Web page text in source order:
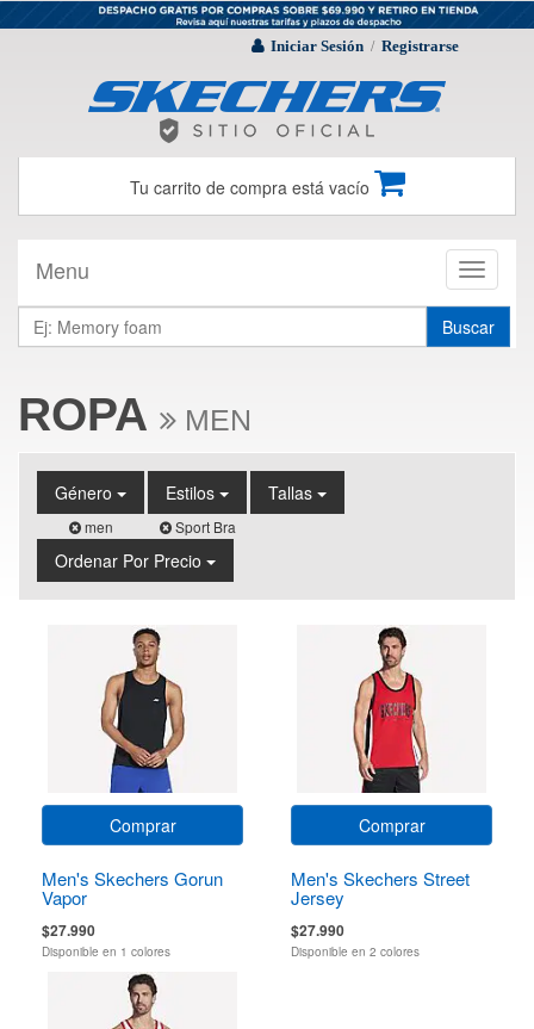
Iniciar Sesión / Registrarse
Tu carrito de compra está vacío
Toggle
Menu
Buscar
ROPA MEN
Género
men
Estilos
Sport Bra
Tallas
Ordenar Por Precio
Comprar
Men's Skechers Gorun
Vapor
$27.990
Disponible en 1 colores
Comprar
Men's Skechers Street
Jersey
$27.990
Disponible en 2 colores